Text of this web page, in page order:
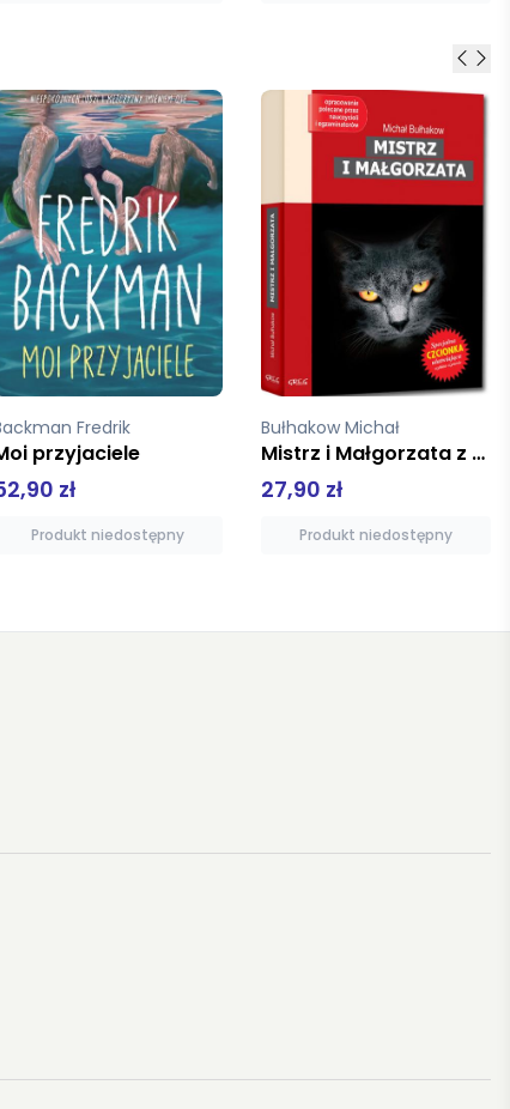
Michał
zł
Produkt niedostępny
Monsarrat Nicholas
Okrutne morze
36,90 zł
Produkt niedostępny